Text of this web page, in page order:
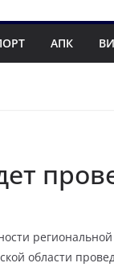
АПК
области